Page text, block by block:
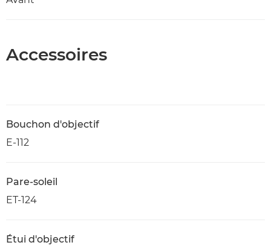
Accessoires
Bouchon d'objectif
E-112
Pare-soleil
ET-124
Étui d'objectif